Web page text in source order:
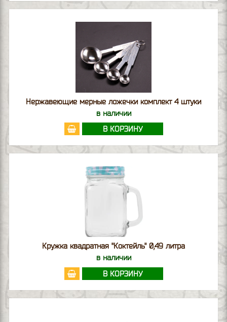
Нержавеющие мерные ложечки комплект 4 штуки
в наличии
В КОРЗИНУ
Кружка квадратная "Коктейль" 0,49 литра
в наличии
В КОРЗИНУ